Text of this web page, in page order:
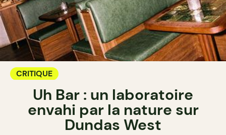
CRITIQUE
Uh Bar : un laboratoire
envahi par la nature sur
Dundas West